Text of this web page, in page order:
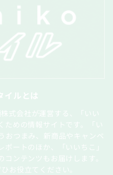
ルとは
式会社が運営する、「いい
ための情報サイトです。「い
おつまみ、新商品やキャンペ
ートのほか、「いいちこ」
ンテンツもお届けします。
お役立てください。